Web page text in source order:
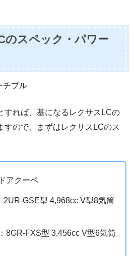
のスペック・パワー
すれば、基になるレクサスLCの
すので、まずはレクサスLCのス
アクーペ
2UR-GSE型 4,968cc V型8気筒
8GR-FXS型 3,456cc V型6気筒